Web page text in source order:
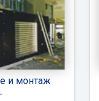
и монтаж